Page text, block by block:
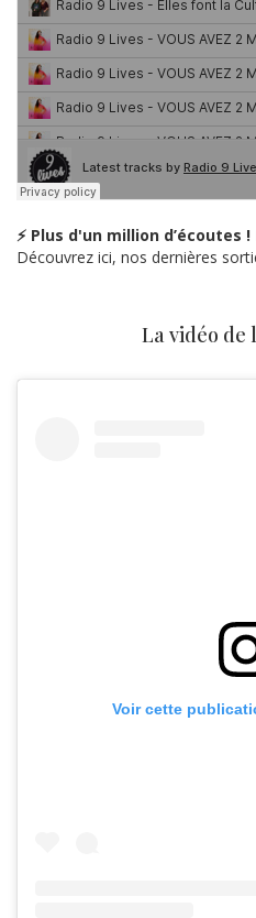
⚡ Plus d'un million d’écoutes !
Découvrez ici, nos dernières
La vidéo de
Voir cette